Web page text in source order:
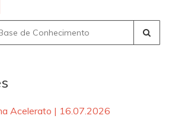
Acelerato | 16.07.2026